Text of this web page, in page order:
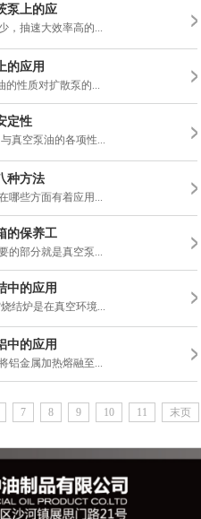
泵上的应
，抽速大效率高的...
的应用
性质对扩散泵的...
定性
真空泵油的各项性...
种方法
哪些方面有着应用...
的保养工
的部分就是真空泵...
中的应用
结炉是在真空环境...
中的应用
铝金属加热熔融至...
7 8 9 10 11 末页